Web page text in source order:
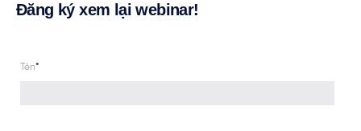
Đăng ký xem lại webinar!
Tên*